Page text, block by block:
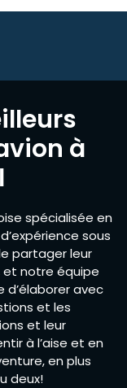
à
spécialisée en
sous
partager leur
et notre équipe
avec
et les
et leur
à l’aise et en
en plus
deux!